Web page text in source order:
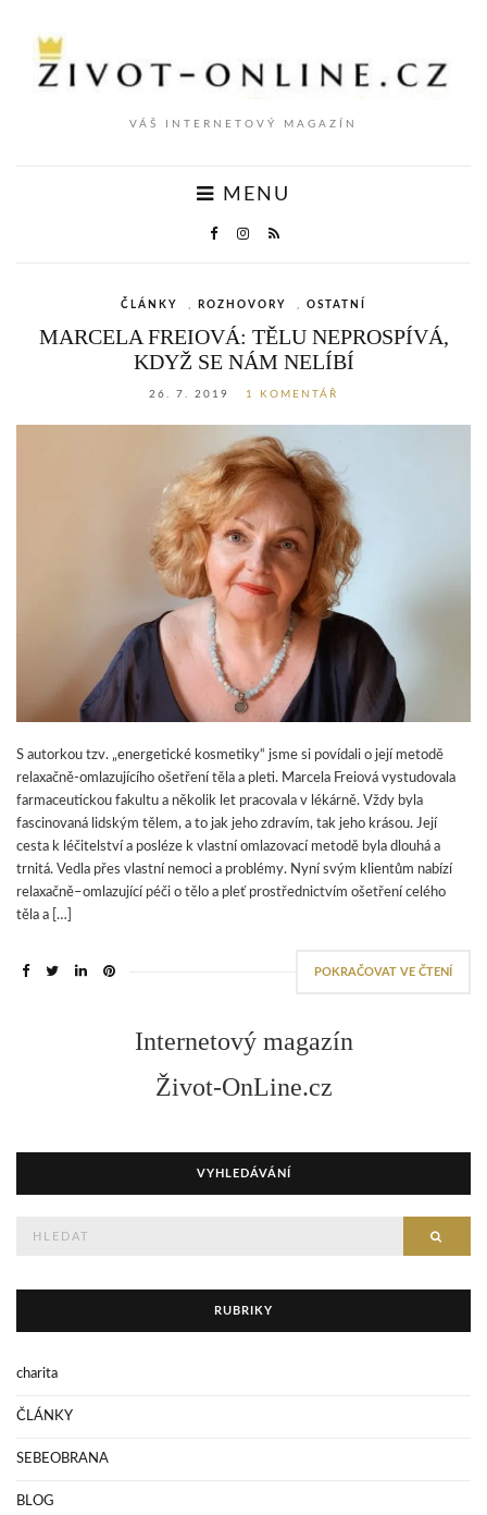
VÁŠ INTERNETOVÝ MAGAZÍN
MENU
ČLÁNKY ROZHOVORY OSTATNÍ
MARCELA FREIOVÁ: TĚLU NEPROSPÍVÁ,
KDYŽ SE NÁM NELÍBÍ
26. 7. 2019 1 KOMENTÁŘ
S autorkou tzv. „energetické kosmetiky“ jsme si povídali o její metodě
relaxačně-omlazujícího ošetření těla a pleti. Marcela Freiová vystudovala
farmaceutickou fakultu a několik let pracovala v lékárně. Vždy byla
fascinovaná lidským tělem, a to jak jeho zdravím, tak jeho krásou. Její
cesta k léčitelství a posléze k vlastní omlazovací metodě byla dlouhá a
trnitá. Vedla přes vlastní nemoci a problémy. Nyní svým klientům nabízí
relaxačně–omlazující péči o tělo a pleť prostřednictvím ošetření celého
těla a […]
POKRAČOVAT VE ČTENÍ
Internetový magazín
Život-OnLine.cz
VYHLEDÁVÁNÍ
RUBRIKY
charita
ČLÁNKY
SEBEOBRANA
BLOG